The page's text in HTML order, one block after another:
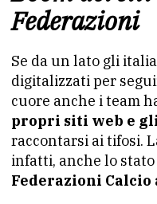
Federazioni
Se da un lato gli
digitalizzati per
cuore anche i team
propri siti web e
raccontarsi ai tifosi.
infatti, anche lo
Federazioni Calcio